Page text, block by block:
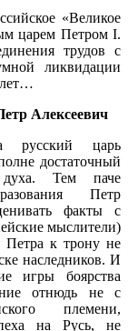
«Великое
царем Петром I.
трудов с
ликвидации
лет…
Алексеевич
русский царь
достаточный
духа. Тем паче
Петр
факты с
мыслители)
Петра к трону не
наследников. И
игры боярства
отнюдь не с
племени,
на Русь, не